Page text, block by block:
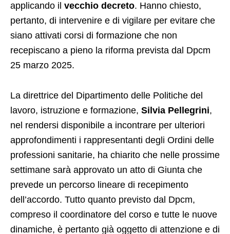
applicando il vecchio decreto. Hanno chiesto,
pertanto, di intervenire e di vigilare per evitare che
siano attivati corsi di formazione che non
recepiscano a pieno la riforma prevista dal Dpcm
25 marzo 2025.
La direttrice del Dipartimento delle Politiche del
lavoro, istruzione e formazione, Silvia Pellegrini,
nel rendersi disponibile a incontrare per ulteriori
approfondimenti i rappresentanti degli Ordini delle
professioni sanitarie, ha chiarito che nelle prossime
settimane sarà approvato un atto di Giunta che
prevede un percorso lineare di recepimento
dell’accordo. Tutto quanto previsto dal Dpcm,
compreso il coordinatore del corso e tutte le nuove
dinamiche, è pertanto già oggetto di attenzione e di